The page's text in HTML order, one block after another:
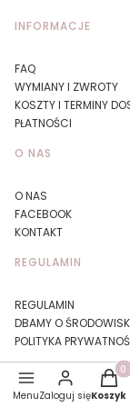
Linki w stopce
INFORMACJE
FAQ
WYMIANY I ZWROTY
KOSZTY I TERMINY
PŁATNOŚCI
O NAS
O NAS
FACEBOOK
KONTAKT
REGULAMIN
REGULAMIN
DBAMY O
POLITYKA
MenuZaloguj sięKoszyk